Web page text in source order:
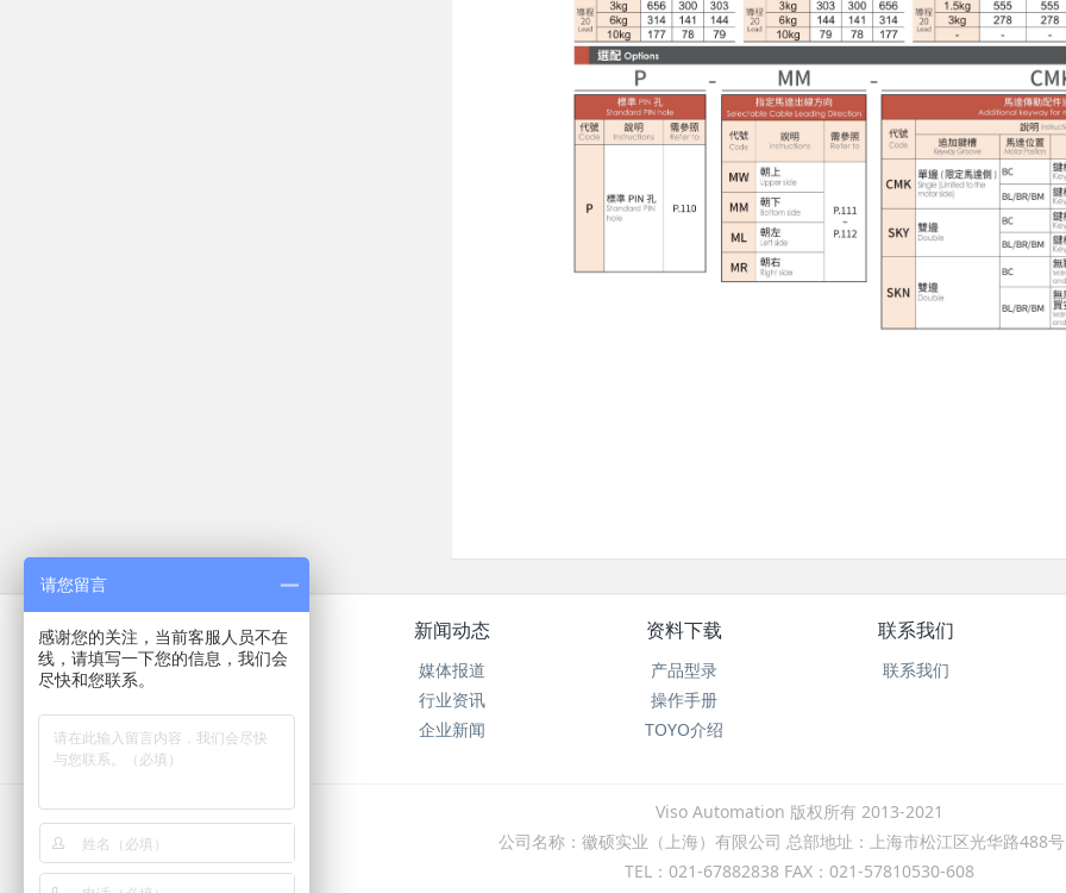
关于我们
公司简介
在线反馈
新闻动态
媒体报道
行业资讯
企业新闻
资料下载
产品型录
操作手册
TOYO介绍
联系我们
联系我们
Viso Automation 版权所有 2013-2021
公司名称：徽硕实业（上海）有限公司 总部地址：上海市松江区光华路488
TEL：021-67882838 FAX：021-57810530-608
请您留言
感谢您的关注，当前客服人员不在
线，请填写一下您的信息，我们会
尽快和您联系。